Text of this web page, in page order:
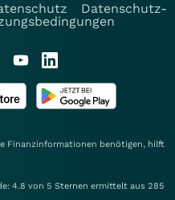
Datenschutz-
Finanzinformationen benötigen, hilft
4.8 von 5 Sternen ermittelt aus 285